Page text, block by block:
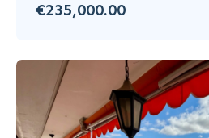
€235,000.00